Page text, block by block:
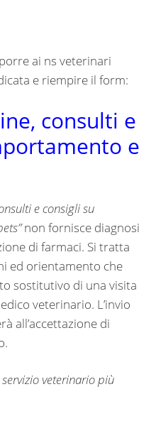
ai ns veterinari
e riempire il form:
consulti e
e
e consigli su
non fornisce diagnosi
di farmaci. Si tratta
ed orientamento che
sostitutivo di una visita
veterinario. L’invio
all’accettazione di
veterinario più